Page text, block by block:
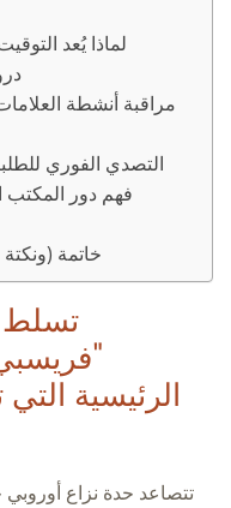
لماذا يُعد
2. التصدي الفوري
خاتمة
تسلط
الرئيسية التي
تتصاعد حدة نزاع